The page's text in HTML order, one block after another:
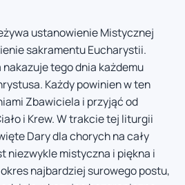
ustanowienie Mistycznej
sakramentu Eucharystii.
tego dnia każdemu
Każdy powinien w ten
Zbawiciela i przyjąć od
i Krew. W trakcie tej liturgii
Dary dla chorych na cały
niezwykle mistyczna i piękna i
najbardziej surowego postu,